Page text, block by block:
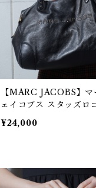
【MARC JACOBS】マ
ェイコブス スタッズロ
ハンドバッグ black
¥24,000